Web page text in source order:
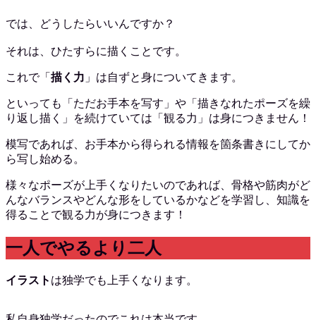
では、どうしたらいいんですか？
それは、ひたすらに描くことです。
これで「 描く力 」は自ずと身についてきます。
といっても「ただお手本を写す」や「描きなれたポーズを繰
り返し描く」を続けていては「観る力」は身につきません！
模写であれば、お手本から得られる情報を箇条書きにしてか
ら写し始める。
様々なポーズが上手くなりたいのであれば、骨格や筋肉がど
んなバランスやどんな形をしているかなどを学習し、知識を
得ることで観る力が身につきます！
一人でやるより二人
イラスト は独学でも上手くなります。